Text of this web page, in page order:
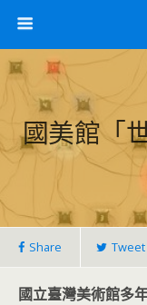
國美館「
Share Tweet
國立臺灣美術館多